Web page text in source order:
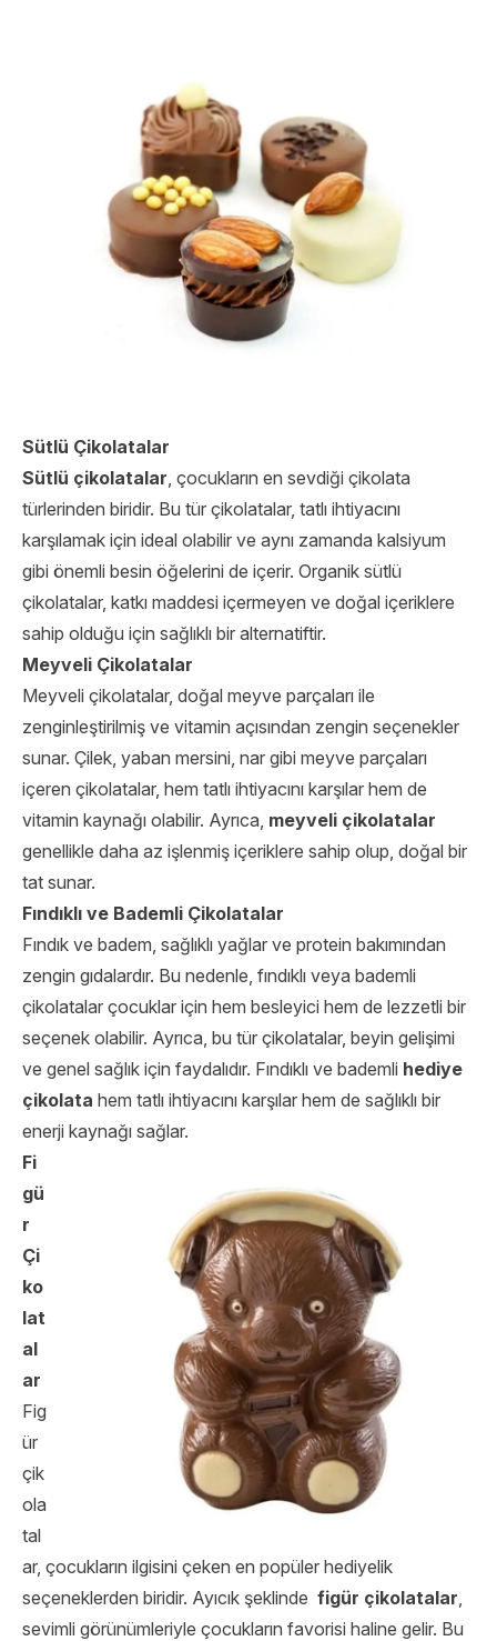
Sütlü Çikolatalar
Sütlü çikolatalar, çocukların en sevdiği çikolata
türlerinden biridir. Bu tür çikolatalar, tatlı ihtiyacını
karşılamak için ideal olabilir ve aynı zamanda kalsiyum
gibi önemli besin öğelerini de içerir. Organik sütlü
çikolatalar, katkı maddesi içermeyen ve doğal içeriklere
sahip olduğu için sağlıklı bir alternatiftir.
Meyveli Çikolatalar
Meyveli çikolatalar, doğal meyve parçaları ile
zenginleştirilmiş ve vitamin açısından zengin seçenekler
sunar. Çilek, yaban mersini, nar gibi meyve parçaları
içeren çikolatalar, hem tatlı ihtiyacını karşılar hem de
vitamin kaynağı olabilir. Ayrıca, meyveli çikolatalar
genellikle daha az işlenmiş içeriklere sahip olup, doğal bir
tat sunar.
Fındıklı ve Bademli Çikolatalar
Fındık ve badem, sağlıklı yağlar ve protein bakımından
zengin gıdalardır. Bu nedenle, fındıklı veya bademli
çikolatalar çocuklar için hem besleyici hem de lezzetli bir
seçenek olabilir. Ayrıca, bu tür çikolatalar, beyin gelişimi
ve genel sağlık için faydalıdır. Fındıklı ve bademli hediye
çikolata hem tatlı ihtiyacını karşılar hem de sağlıklı bir
enerji kaynağı sağlar.
Fi
gü
r
Çi
ko
lat
al
ar
Fig
ür
çik
ola
tal
ar, çocukların ilgisini çeken en popüler hediyelik
seçeneklerden biridir. Ayıcık şeklinde figür çikolatalar,
sevimli görünümleriyle çocukların favorisi haline gelir. Bu